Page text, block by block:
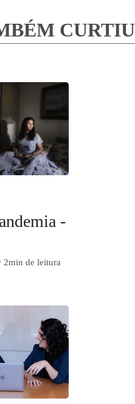
CURTIU
-
2min de leitura